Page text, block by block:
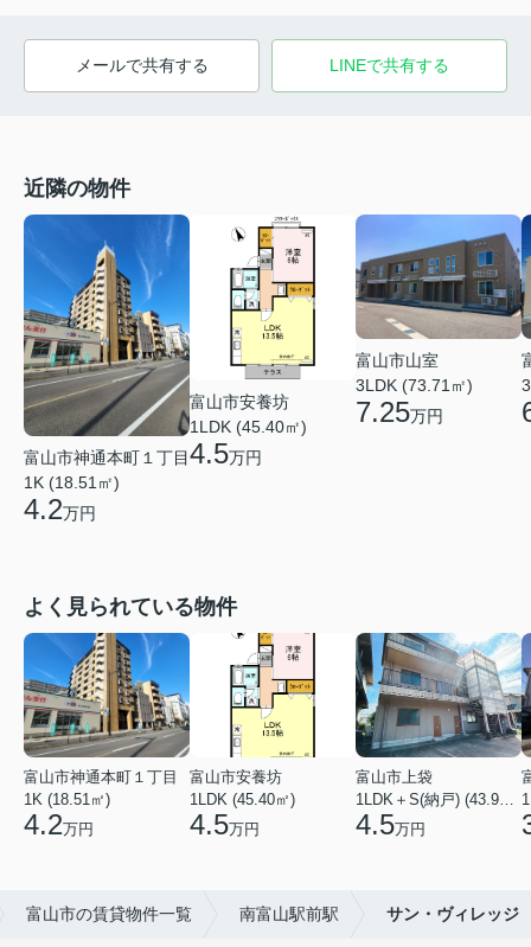
メールで共有する LINEで共有する
近隣の物件
富山市神通本町１丁目
1K (18.51㎡)
4.2万円
富山市安養坊
1LDK (45.40㎡)
4.5万円
富山市山室
3LDK (73.71㎡)
7.25万円
よく見られている物件
富山市神通本町１丁目
1K (18.51㎡)
4.2万円
富山市安養坊
1LDK (45.40㎡)
4.5万円
富山市上袋
4.5万円
富山市の賃貸物件一覧 南富山駅前駅 サン・ヴィレッジ